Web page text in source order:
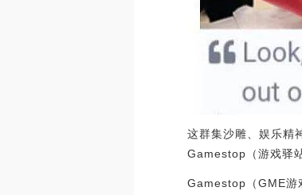
这群集沙雕、娱乐精
Gamestop（游戏驿
Gamestop（GME游